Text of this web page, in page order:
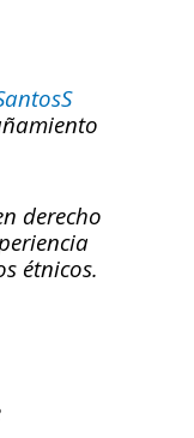
derecho
étnicos.